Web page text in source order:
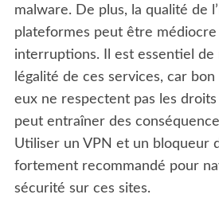
malware. De plus, la qualité de
plateformes peut être
interruptions. Il est essentiel de
légalité de ces services, car
eux ne respectent pas les droits
peut entraîner des
Utiliser un VPN et un bloqueur
fortement recommandé pour
sécurité sur ces sites.